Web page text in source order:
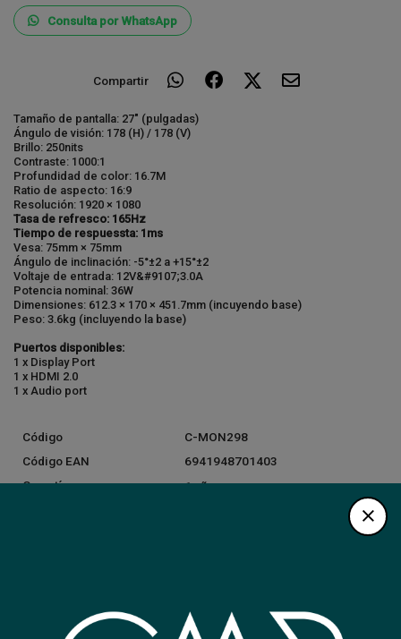
Consulta por WhatsApp
Compartir
Tamaño de pantalla: 27" (pulgadas)
Ángulo de visión: 178 (H) / 178 (V)
Brillo: 250nits
Contraste: 1000:1
Profundidad de color: 16.7M
Ratio de aspecto: 16:9
Resolución: 1 920 × 1080
Tasa de refresco: 165Hz
Tiempo de respuessta: 1ms
Vesa: 75mm × 75mm
Ángulo de inclinación: -5°±2 a +15°±2
Voltaje de entrada: 12V&#9107;3.0A
Potencia nominal: 36W
Dimensiones: 612.3 × 170 × 451.7mm (incuyendo base)
Peso: 3.6kg (incluyendo la base)
Puertos disponibles:
1 x Display Port
1 x HDMI 2.0
1 x Audio port
Código
C-MON298
Código EAN
6941948701403
Garantía
1 año